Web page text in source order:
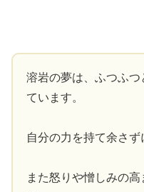
溶岩の夢は、ふつふ
ています。
自分の力を持て余さず
また怒りや憎しみの